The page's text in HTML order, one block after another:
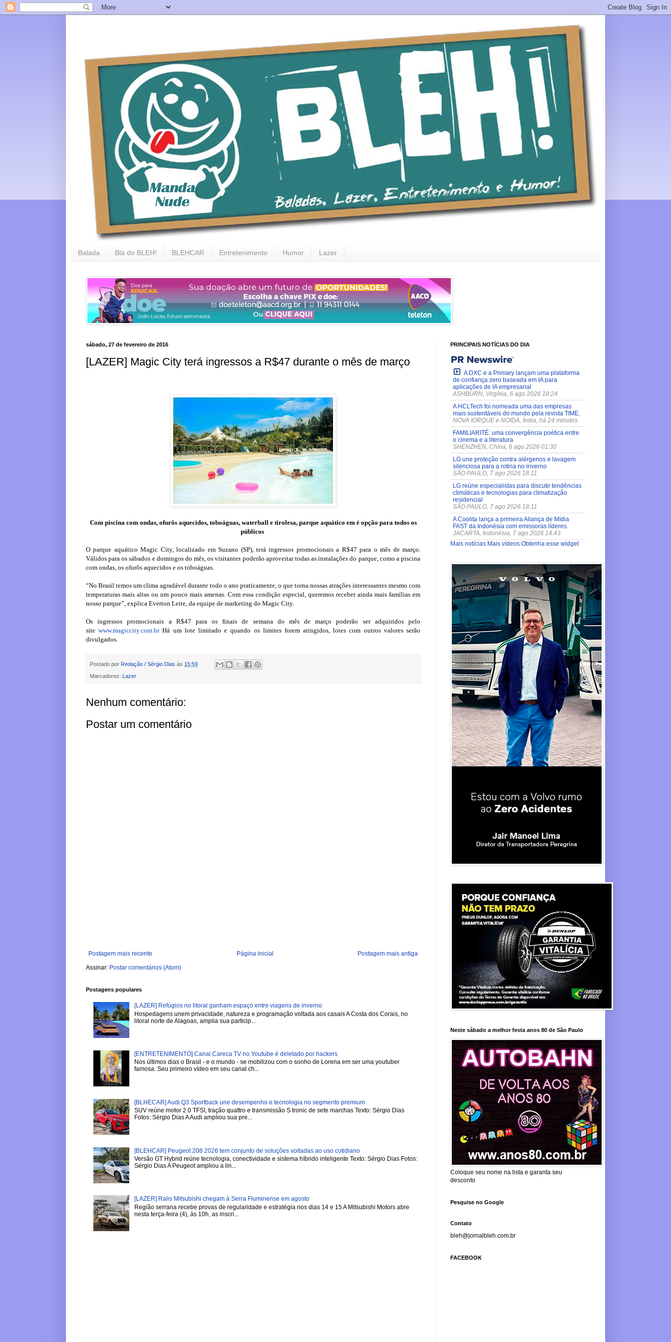
Balada Blá do BLEH! BLEHCAR Entretenimento Humor Lazer
sábado, 27 de fevereiro de 2016
[LAZER] Magic City terá ingressos a R$47 durante o mês de março
Com piscina com ondas, ofurôs aquecidos, toboáguas, waterball e tirolesa, parque aquático em é opção para todos os
públicos
O parque aquático Magic City, localizado em Suzano (SP), terá ingressos promocionais a R$47 para o mês de março.
Válidos para os sábados e domingos do mês, os visitantes poderão aproveitar todas as instalações do parque, como a piscina
com ondas, os ofurôs aquecidos e os toboáguas.
“No Brasil temos um clima agradável durante todo o ano praticamente, o que torna nossas atrações interessantes mesmo com
temperaturas mais altas ou um pouco mais amenas. Com essa condição especial, queremos receber ainda mais famílias em
nosso parque”, explica Everton Leite, da equipe de marketing do Magic City.
Os ingressos promocionais a R$47 para os finais de semana do mês de março poderão ser adquiridos pelo
site www.magiccity.com.br Há um lote limitado e quando os limites forem atingidos, lotes com outros valores serão
divulgados.
Postado por Redação / Sérgio Dias às 15:59
Marcadores: Lazer
Nenhum comentário:
Postar um comentário
Postagem mais recente Postagem mais antiga
Página inicial
Assinar: Postar comentários (Atom)
Postagens populares
[LAZER] Refúgios no litoral ganham espaço entre viagens de inverno
Hospedagens unem privacidade, natureza e programação voltada aos casais A Costa dos Corais, no
litoral norte de Alagoas, amplia sua particip...
[ENTRETENIMENTO] Canal Careca TV no Youtube é deletado por hackers
Nos últimos dias o Brasil - e o mundo - se mobilizou com o sonho de Lorena em ser uma youtuber
famosa. Seu primeiro vídeo em seu canal ch...
[BLHECAR] Audi Q3 Sportback une desempenho e tecnologia no segmento premium
SUV reúne motor 2.0 TFSI, tração quattro e transmissão S tronic de sete marchas Texto: Sérgio Dias
Fotos: Sérgio Dias A Audi ampliou sua pre...
[BLEHCAR] Peugeot 208 2026 tem conjunto de soluções voltadas ao uso cotidiano
Versão GT Hybrid reúne tecnologia, conectividade e sistema híbrido inteligente Texto: Sérgio Dias Fotos:
Sérgio Dias A Peugeot ampliou a lin...
[LAZER] Ralis Mitsubishi chegam à Serra Fluminense em agosto
Região serrana recebe provas de regularidade e estratégia nos dias 14 e 15 A Mitsubishi Motors abre
nesta terça-feira (4), às 10h, as inscri...
PRINCIPAIS NOTÍCIAS DO DIA
A DXC e a Primary lançam uma plataforma
de confiança zero baseada em IA para
aplicações de IA empresarial
ASHBURN, Virgínia, 6 ago 2026 18:24
A HCLTech foi nomeada uma das empresas
mais sustentáveis do mundo pela revista TIME.
NOVA IORQUE e NOIDA, Índia, há 24 minutos
FAMILIARITÉ: uma convergência poética entre
o cinema e a literatura
SHENZHEN, China, 8 ago 2026 01:30
LG une proteção contra alérgenos e lavagem
silenciosa para a rotina no inverno
SÃO PAULO, 7 ago 2026 18:11
LG reúne especialistas para discutir tendências
climáticas e tecnologias para climatização
residencial
SÃO PAULO, 7 ago 2026 18:11
A Coolita lança a primeira Aliança de Mídia
FAST da Indonésia com emissoras líderes.
JACARTA, Indonésia, 7 ago 2026 14:43
Mais notícias Mais vídeos Obtenha esse widget
Neste sábado a melhor festa anos 80 de São Paulo
Coloque seu nome na lista e garanta seu
desconto
Pesquise no Google
Contato
bleh@jornalbleh.com.br
FACEBOOK